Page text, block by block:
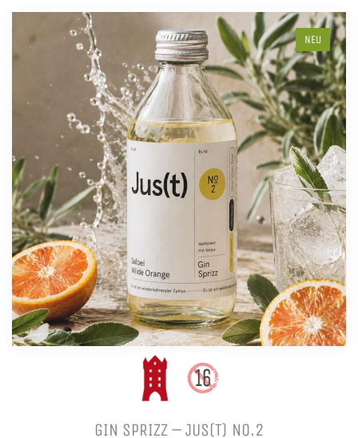
NEU
GIN SPRIZZ – JUS(T) NO.2